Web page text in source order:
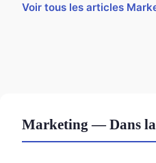
Voir tous les articles
Marketing — Dans